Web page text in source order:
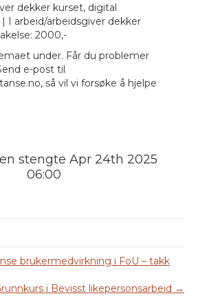
dekker kurset, digital
| I arbeid/arbeidsgiver dekker
2000,-
under. Får du problemer
e-post til
så vil vi forsøke å hjelpe
stengte Apr 24th 2025
06:00
brukermedvirkning i FoU – takk
i Bevisst likepersonsarbeid →